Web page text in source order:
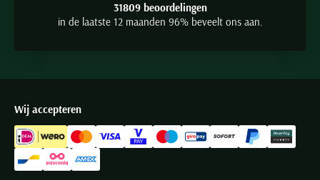
31809 beoordelingen
in de laatste 12 maanden 96% beveelt ons aan.
Wij accepteren